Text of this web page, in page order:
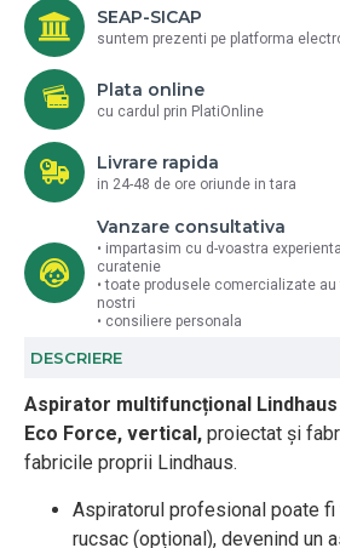
SEAP-SICAP
suntem prezenti pe platforma
Plata online
cu cardul prin PlatiOnline
Livrare rapida
in 24-48 de ore oriunde in tara
Vanzare consultativa
• impartasim cu d-voastra
curatenie
• toate produsele comercializate
nostri
• consiliere personala
DESCRIERE
Aspirator multifuncțional
Eco Force, vertical, proiectat și
fabricile proprii Lindhaus.
Aspiratorul profesional poate fi
rucsac (opțional), devenind un